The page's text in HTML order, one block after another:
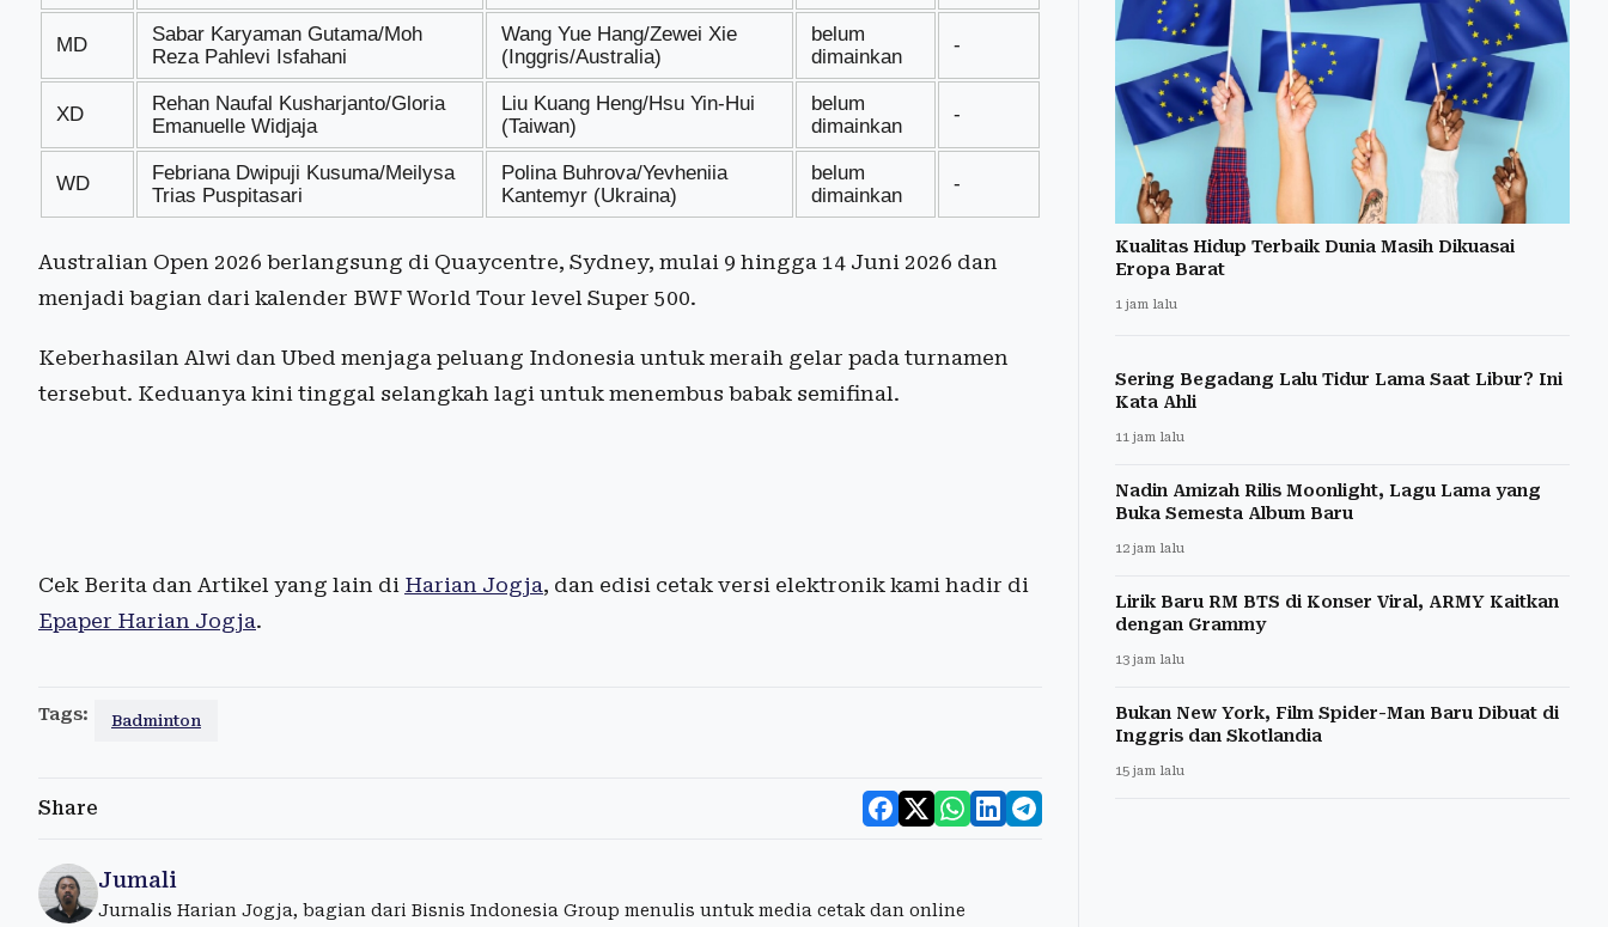
MD
Sabar Karyaman Gutama/Moh
Reza Pahlevi Isfahani
Wang Yue Hang/Zewei Xie
(Inggris/Australia)
belum
dimainkan
-
XD
Rehan Naufal Kusharjanto/Gloria
Emanuelle Widjaja
Liu Kuang Heng/Hsu Yin-Hui
(Taiwan)
belum
dimainkan
-
WD
Febriana Dwipuji Kusuma/Meilysa
Trias Puspitasari
Polina Buhrova/Yevheniia
Kantemyr (Ukraina)
belum
dimainkan
-
Australian Open 2026 berlangsung di Quaycentre, Sydney, mulai 9 hingga 14 Juni 2026 dan
menjadi bagian dari kalender BWF World Tour level Super 500.
Keberhasilan Alwi dan Ubed menjaga peluang Indonesia untuk meraih gelar pada turnamen
tersebut. Keduanya kini tinggal selangkah lagi untuk menembus babak semifinal.
Cek Berita dan Artikel yang lain di Harian Jogja, dan edisi cetak versi elektronik kami hadir di
Epaper Harian Jogja.
Tags: Badminton
Share
Jumali
Jurnalis Harian Jogja, bagian dari Bisnis Indonesia Group menulis untuk media cetak dan online
Kualitas Hidup Terbaik Dunia Masih Dikuasai
Eropa Barat
1 jam lalu
Sering Begadang Lalu Tidur Lama Saat Libur? Ini
Kata Ahli
11 jam lalu
Nadin Amizah Rilis Moonlight, Lagu Lama yang
Buka Semesta Album Baru
12 jam lalu
Lirik Baru RM BTS di Konser Viral, ARMY Kaitkan
dengan Grammy
13 jam lalu
Bukan New York, Film Spider-Man Baru Dibuat di
Inggris dan Skotlandia
15 jam lalu